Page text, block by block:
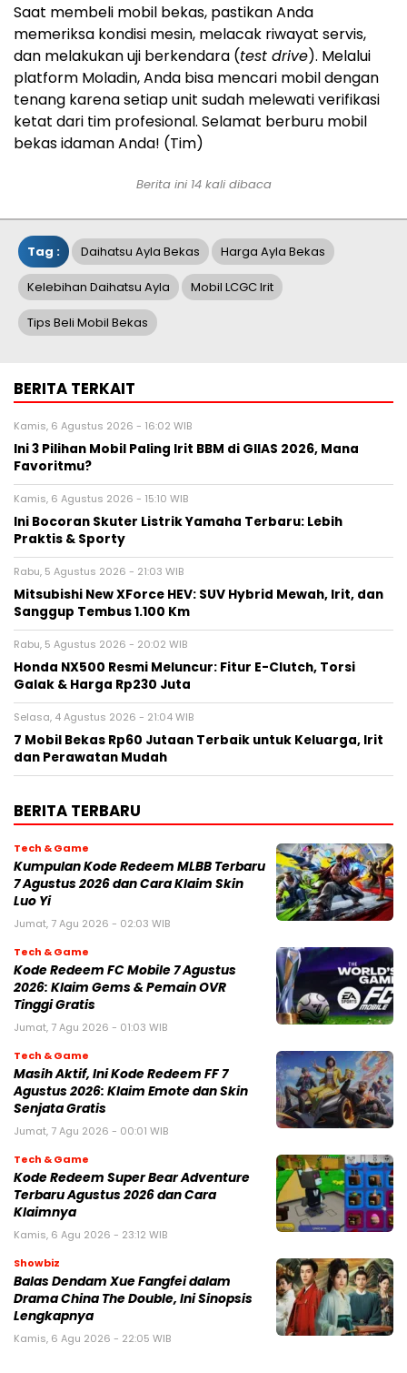
Saat membeli mobil bekas, pastikan Anda
memeriksa kondisi mesin, melacak riwayat servis,
dan melakukan uji berkendara (test drive). Melalui
platform Moladin, Anda bisa mencari mobil dengan
tenang karena setiap unit sudah melewati verifikasi
ketat dari tim profesional. Selamat berburu mobil
bekas idaman Anda! (Tim)
Berita ini 14 kali dibaca
Tag : Daihatsu Ayla Bekas Harga Ayla Bekas
Kelebihan Daihatsu Ayla Mobil LCGC Irit
Tips Beli Mobil Bekas
BERITA TERKAIT
Kamis, 6 Agustus 2026 - 16:02 WIB
Ini 3 Pilihan Mobil Paling Irit BBM di GIIAS 2026, Mana
Favoritmu?
Kamis, 6 Agustus 2026 - 15:10 WIB
Ini Bocoran Skuter Listrik Yamaha Terbaru: Lebih
Praktis & Sporty
Rabu, 5 Agustus 2026 - 21:03 WIB
Mitsubishi New XForce HEV: SUV Hybrid Mewah, Irit, dan
Sanggup Tembus 1.100 Km
Rabu, 5 Agustus 2026 - 20:02 WIB
Honda NX500 Resmi Meluncur: Fitur E-Clutch, Torsi
Galak & Harga Rp230 Juta
Selasa, 4 Agustus 2026 - 21:04 WIB
7 Mobil Bekas Rp60 Jutaan Terbaik untuk Keluarga, Irit
dan Perawatan Mudah
BERITA TERBARU
Tech & Game
Kumpulan Kode Redeem MLBB Terbaru
7 Agustus 2026 dan Cara Klaim Skin
Luo Yi
Jumat, 7 Agu 2026 - 02:03 WIB
Tech & Game
Kode Redeem FC Mobile 7 Agustus
2026: Klaim Gems & Pemain OVR
Tinggi Gratis
Jumat, 7 Agu 2026 - 01:03 WIB
Tech & Game
Masih Aktif, Ini Kode Redeem FF 7
Agustus 2026: Klaim Emote dan Skin
Senjata Gratis
Jumat, 7 Agu 2026 - 00:01 WIB
Tech & Game
Kode Redeem Super Bear Adventure
Terbaru Agustus 2026 dan Cara
Klaimnya
Kamis, 6 Agu 2026 - 23:12 WIB
Showbiz
Balas Dendam Xue Fangfei dalam
Drama China The Double, Ini Sinopsis
Lengkapnya
Kamis, 6 Agu 2026 - 22:05 WIB